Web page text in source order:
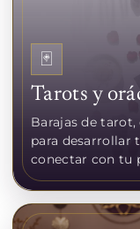
🃏
Tarots y
Barajas de
para desarrollar
conectar con tu